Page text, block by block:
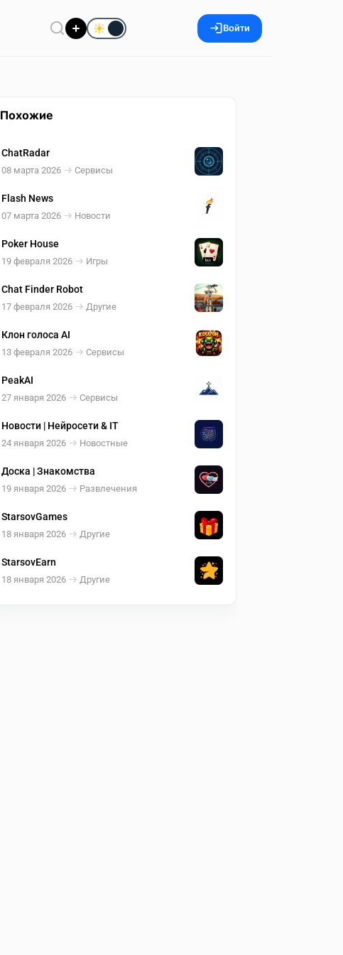
Войти
Похожие
ChatRadar
08 марта 2026 Сервисы
Flash News
07 марта 2026 Новости
Poker House
19 февраля 2026 Игры
Chat Finder Robot
17 февраля 2026 Другие
Клон голоса AI
13 февраля 2026 Сервисы
PeakAI
27 января 2026 Сервисы
Новости | Нейросети & IT
24 января 2026 Новостные
Доска | Знакомства
19 января 2026 Развлечения
StarsovGames
18 января 2026 Другие
StarsovEarn
18 января 2026 Другие